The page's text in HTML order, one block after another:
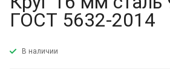
ГОСТ 5632-2014
В наличии